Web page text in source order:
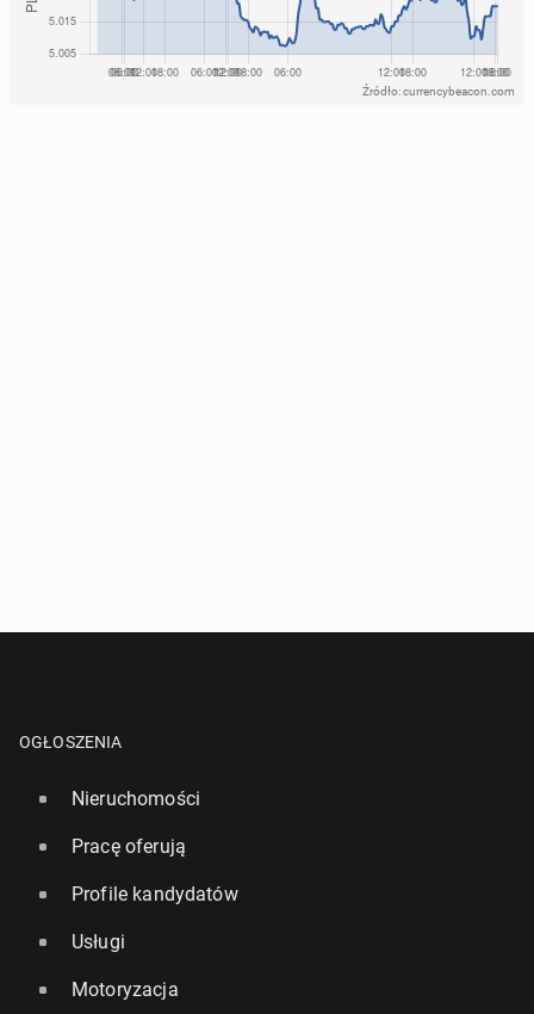
Źródło: currencybeacon.com
OGŁOSZENIA
Nieruchomości
Pracę oferują
Profile kandydatów
Usługi
Motoryzacja